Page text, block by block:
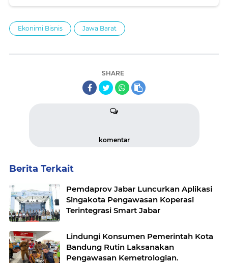
Ekonimi Bisnis Jawa Barat
SHARE
komentar
Berita Terkait
Pemdaprov Jabar Luncurkan Aplikasi
Singakota Pengawasan Koperasi
Terintegrasi Smart Jabar
Lindungi Konsumen Pemerintah Kota
Bandung Rutin Laksanakan
Pengawasan Kemetrologian.